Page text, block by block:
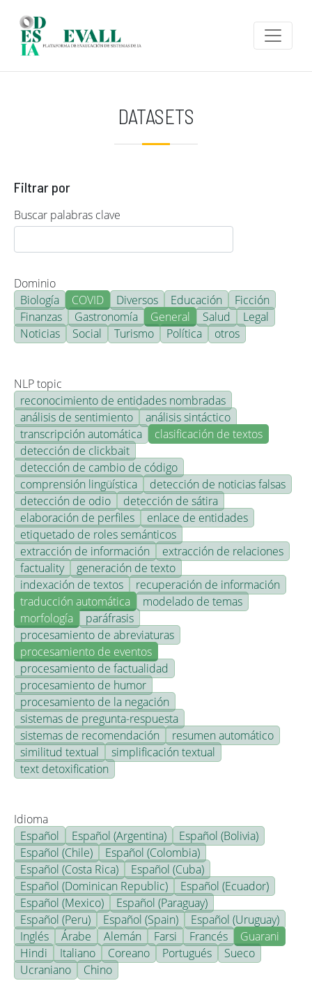
DATASETS
Filtrar por
Buscar palabras clave
Dominio
Biología
COVID Diversos Educación
Ficción
Finanzas
Gastronomía General Salud
Legal
Noticias
Social Turismo Política otros
NLP topic
reconocimiento de entidades nombradas
análisis de sentimiento
análisis sintáctico
transcripción automática
clasificación de textos
detección de clickbait
detección de cambio de código
comprensión lingüística
detección de noticias falsas
detección de odio
detección de sátira
elaboración de perfiles
enlace de entidades
etiquetado de roles semánticos
extracción de información
extracción de relaciones
factuality
generación de texto
indexación de textos
recuperación de información
traducción automática
modelado de temas
morfología
paráfrasis
procesamiento de abreviaturas
procesamiento de eventos
procesamiento de factualidad
procesamiento de humor
procesamiento de la negación
sistemas de pregunta-respuesta
sistemas de recomendación
resumen automático
similitud textual
simplificación textual
text detoxification
Idioma
Español
Español (Argentina)
Español (Bolivia)
Español (Chile)
Español (Colombia)
Español (Costa Rica)
Español (Cuba)
Español (Dominican Republic)
Español (Ecuador)
Español (Mexico)
Español (Paraguay)
Español (Peru)
Español (Spain)
Español (Uruguay)
Inglés
Árabe Alemán Farsi Francés
Guarani
Hindi
Italiano Coreano Portugués
Sueco
Ucraniano
Chino